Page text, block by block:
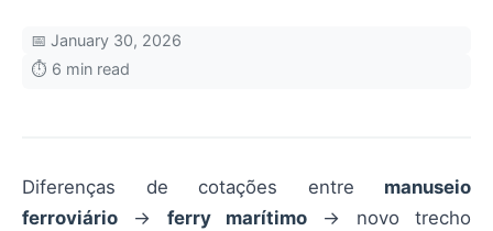
📅 January 30, 2026
⏱️ 6 min read
Diferenças de cotações entre manuseio
ferroviário → ferry marítimo → novo trecho